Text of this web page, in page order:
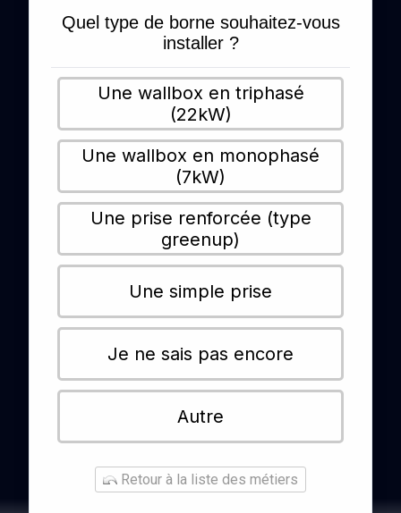
Quel type de borne souhaitez-vous
installer ?
Une wallbox en triphasé
(22kW)
Une wallbox en monophasé
(7kW)
Une prise renforcée (type
greenup)
Une simple prise
Je ne sais pas encore
Autre
Retour à la liste des métiers